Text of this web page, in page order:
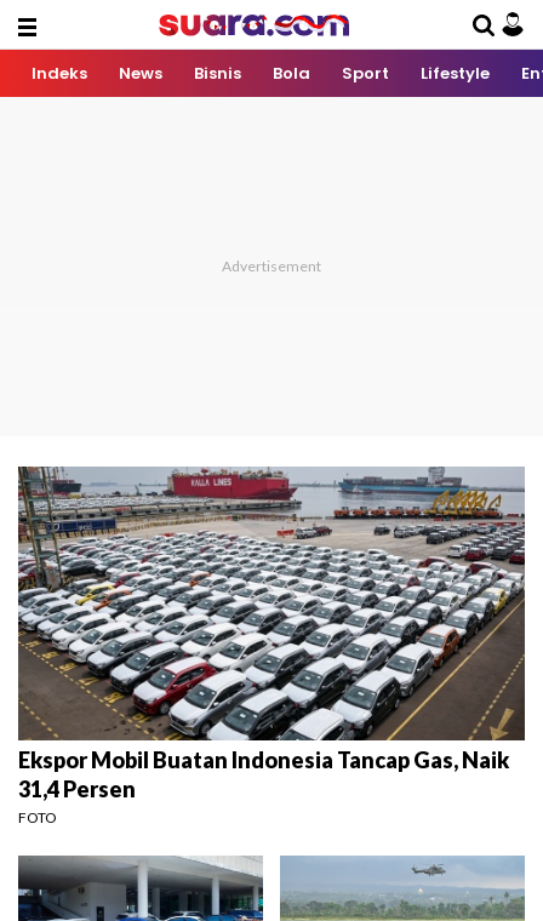
Indeks News Bisnis Bola Sport Lifestyle
Ekspor Mobil Buatan Indonesia Tancap Gas, Naik
31,4 Persen
FOTO